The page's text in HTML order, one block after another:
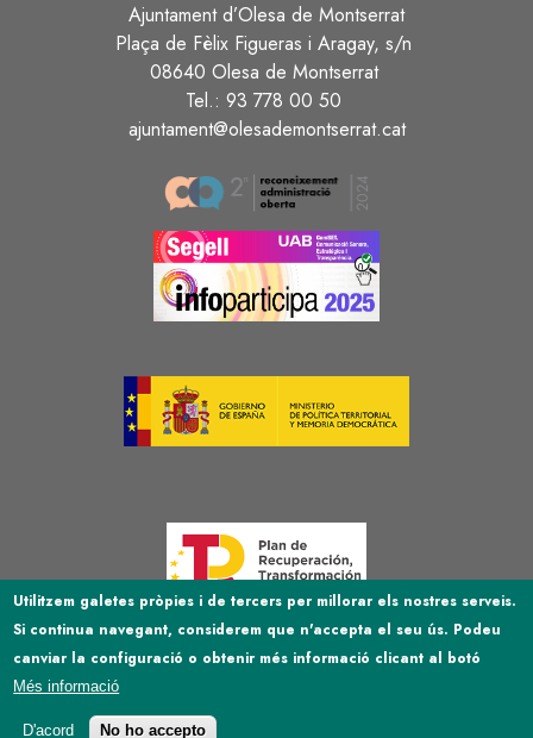
Ajuntament d’Olesa de Montserrat
Plaça de Fèlix Figueras i Aragay, s/n
08640 Olesa de Montserrat
Tel.: 93 778 00 50
ajuntament@olesademontserrat.cat
Image
Image
Image
Utilitzem galetes pròpies i de tercers per millorar els nostres serveis.
Si continua navegant, considerem que n'accepta el seu ús. Podeu
canviar la configuració o obtenir més informació clicant al botó
Més informació
D'acord No ho accepto